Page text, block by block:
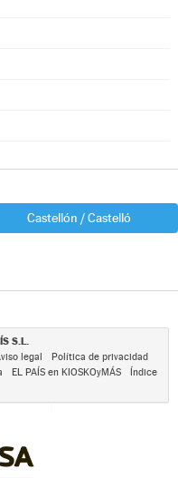
Castellón / Castelló
S.L.
legal
Política de privacidad
EL PAÍS en KIOSKOyMÁS
Índice